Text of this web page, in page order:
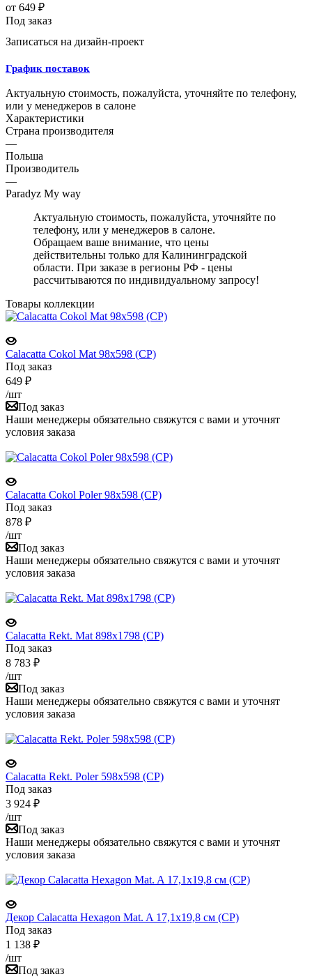
от 649 ₽
Под заказ
Записаться на дизайн-проект
График поставок
Актуальную стоимость, пожалуйста, уточняйте по телефону,
или у менеджеров в салоне
Характеристики
Страна производителя
—
Польша
Производитель
—
Paradyz My way
Актуальную стоимость, пожалуйста, уточняйте по
телефону, или у менеджеров в салоне.
Обращаем ваше внимание, что цены
действительны только для Калининградской
области. При заказе в регионы РФ - цены
рассчитываются по индивидуальному запросу!
Товары коллекции
Calacatta Cokol Mat 98x598 (CP)
Под заказ
649 ₽
/шт
Под заказ
Наши менеджеры обязательно свяжутся с вами и уточнят
условия заказа
Calacatta Cokol Poler 98x598 (CP)
Под заказ
878 ₽
/шт
Под заказ
Наши менеджеры обязательно свяжутся с вами и уточнят
условия заказа
Calacatta Rekt. Mat 898x1798 (CP)
Под заказ
8 783 ₽
/шт
Под заказ
Наши менеджеры обязательно свяжутся с вами и уточнят
условия заказа
Calacatta Rekt. Poler 598x598 (CP)
Под заказ
3 924 ₽
/шт
Под заказ
Наши менеджеры обязательно свяжутся с вами и уточнят
условия заказа
Декор Calacatta Hexagon Mat. A 17,1x19,8 см (CP)
Под заказ
1 138 ₽
/шт
Под заказ